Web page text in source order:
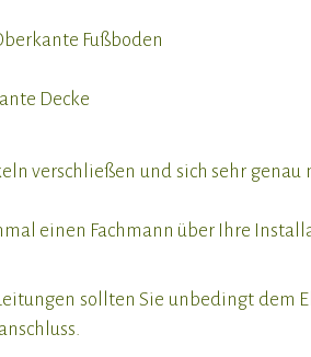
Fußboden
Decke
verschließen und sich sehr
einen Fachmann über Ihre
sollten Sie unbedingt